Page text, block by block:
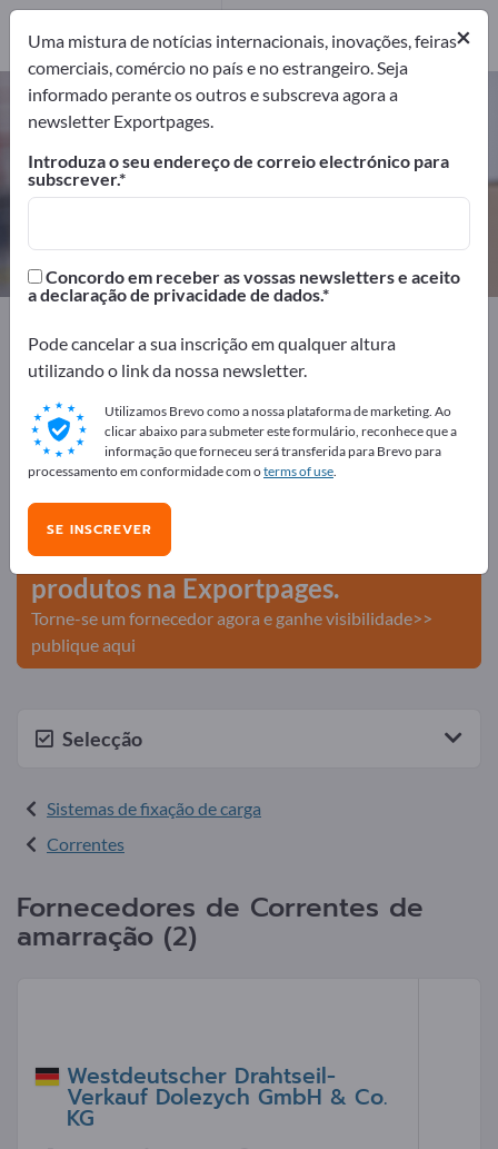
Correntes de amarração –
encontre fabricantes e
fornecedores
2 2
Fabricantes2
Sistemas de fixação de carga
Correntes de amarração
Anuncie gratuitamente na
Exportpages!
Necessidades – Ofertas – Produtos usados – Contactos
comerciais >> comece aqui
Publique a sua empresa e os seus
produtos na Exportpages.
Torne-se um fornecedor agora e ganhe visibilidade>>
publique aqui
Selecção
Sistemas de fixação de carga
Correntes
Fornecedores de Correntes de
amarração (2)
Westdeutscher Drahtseil-
Verkauf Dolezych GmbH & Co.
KG
×
Uma mistura de notícias internacionais, inovações, feiras
comerciais, comércio no país e no estrangeiro. Seja
informado perante os outros e subscreva agora a
newsletter Exportpages.
Introduza o seu endereço de correio electrónico para
subscrever.
Concordo em receber as vossas newsletters e aceito
a declaração de privacidade de dados.
Pode cancelar a sua inscrição em qualquer altura
utilizando o link da nossa newsletter.
Utilizamos Brevo como a nossa plataforma de marketing. Ao
clicar abaixo para submeter este formulário, reconhece que a
informação que forneceu será transferida para Brevo para
processamento em conformidade com oterms of use.
SE INSCREVER